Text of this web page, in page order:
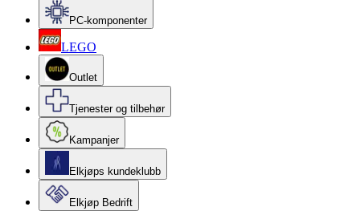
PC-komponenter
LEGO
Outlet
Tjenester og tilbehør
Kampanjer
Elkjøps kundeklubb
Elkjøp Bedrift